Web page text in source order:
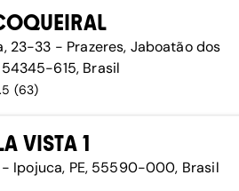
23-33 - Prazeres, Jaboatão dos
615, Brasil
(63)
VISTA 1
- Ipojuca, PE, 55590-000, Brasil